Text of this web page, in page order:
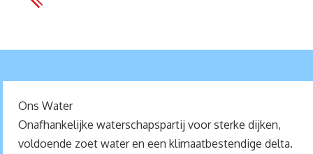
Ons Water
Onafhankelijke waterschapspartij voor sterke dijken,
voldoende zoet water en een klimaatbestendige delta.